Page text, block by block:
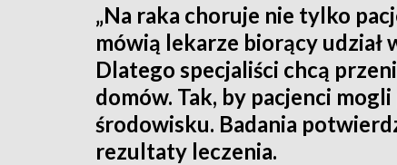
„Na raka choruje nie tylko
mówią lekarze biorący udział
Dlatego specjaliści chcą
domów. Tak, by pacjenci
środowisku. Badania
rezultaty leczenia.